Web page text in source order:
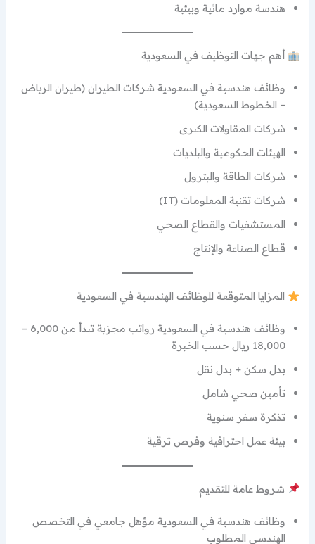
هندسة موارد مائية وبيئية
أهم جهات التوظيف في السعودية
وظائف هندسية في السعودية شركات الطيران (طيران الرياض
– الخطوط السعودية)
شركات المقاولات الكبرى
الهيئات الحكومية والبلديات
شركات الطاقة والبترول
شركات تقنية المعلومات (IT)
المستشفيات والقطاع الصحي
قطاع الصناعة والإنتاج
المزايا المتوقعة للوظائف الهندسية في السعودية
وظائف هندسية في السعودية رواتب مجزية تبدأ من 6,000 –
18,000 ريال حسب الخبرة
بدل سكن + بدل نقل
تأمين صحي شامل
تذكرة سفر سنوية
بيئة عمل احترافية وفرص ترقية
شروط عامة للتقديم
وظائف هندسية في السعودية مؤهل جامعي في التخصص
الهندسي المطلوب